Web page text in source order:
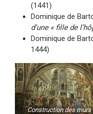
(1441)
Dominique de
d’une « fille de
Dominique de
1444)
Construction des murs